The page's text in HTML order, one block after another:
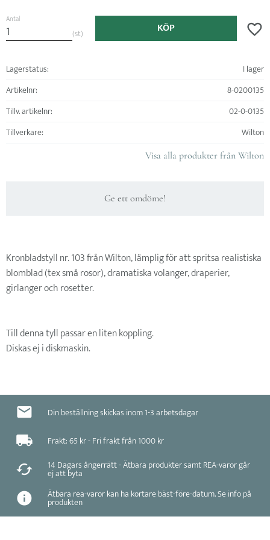
Antal
st KÖP
Lagerstatus
I lager
Artikelnr
8-0200135
Tillv. artikelnr
02-0-0135
Tillverkare
Wilton
Visa alla produkter från Wilton
Ge ett omdöme!
Kronbladstyll nr. 103 från Wilton, lämplig för att spritsa realistiska
blomblad (tex små rosor), dramatiska volanger, draperier,
girlanger och rosetter.
Till denna tyll passar en liten koppling.
Diskas ej i diskmaskin.
Din beställning skickas inom 1-3 arbetsdagar
Frakt: 65 kr - Fri frakt från 1000 kr
14 Dagars ångerrätt - Ätbara produkter samt REA-varor går
ej att byta
Ätbara rea-varor kan ha kortare bäst-före-datum. Se info på
produkten